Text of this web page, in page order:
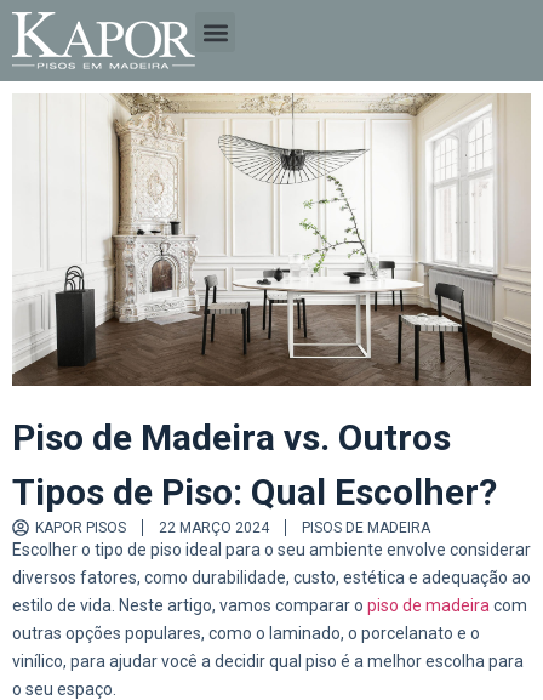
Piso de Madeira vs. Outros
Tipos de Piso: Qual Escolher?
KAPOR PISOS 22 MARÇO 2024 PISOS DE MADEIRA
Escolher o tipo de piso ideal para o seu ambiente envolve considerar
diversos fatores, como durabilidade, custo, estética e adequação ao
estilo de vida. Neste artigo, vamos comparar o piso de madeira com
outras opções populares, como o laminado, o porcelanato e o
vinílico, para ajudar você a decidir qual piso é a melhor escolha para
o seu espaço.